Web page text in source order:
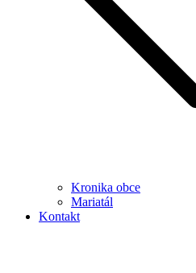
Kronika obce
Mariatál
Kontakt